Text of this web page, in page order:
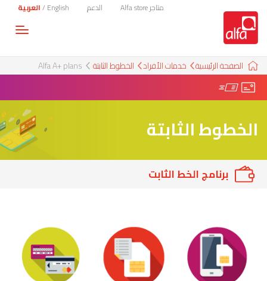
English
/العربية الدعم متاجر Alfa store
الصفحة الرئيسية
خدمات الأفراد الخطوط الثابتة Alfa A+ plans
الخطوط الثابتة
برنامج الخط الثابت